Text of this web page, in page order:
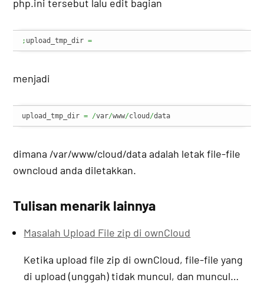
php.ini tersebut lalu edit bagian
; upload_tmp_dir =
menjadi
upload_tmp_dir = /var/www/cloud /data
dimana /var/www/cloud/data adalah letak file-file
owncloud anda diletakkan.
Tulisan menarik lainnya
Masalah Upload File zip di ownCloud
Ketika upload file zip di ownCloud, file-file yang
di upload (unggah) tidak muncul, dan muncul…